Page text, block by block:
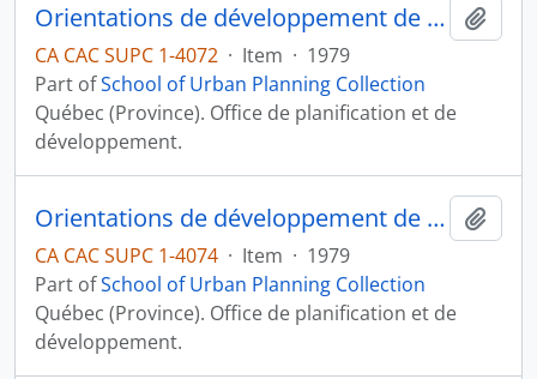
Orientations de développement de la Mauricie -- Bois-Francs: Document de consultation
CA CAC SUPC 1-4072 · Item · 1979
Part ofSchool of Urban Planning Collection
Québec (Province). Office de planification et de
développement.
Orientations de développement de Québec: Document de consultation
CA CAC SUPC 1-4074 · Item · 1979
Part ofSchool of Urban Planning Collection
Québec (Province). Office de planification et de
développement.